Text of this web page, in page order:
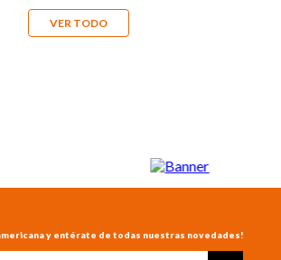
VER TODO
y entérate de todas nuestras novedades!